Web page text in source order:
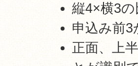
縦4×横3
申込み前
正面、上